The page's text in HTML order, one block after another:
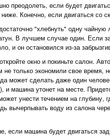
преодолеть, если будет
Конечно, если двигаться со
"хлебнуть" одну
В лучшем случае один. Если
и он остановился из-за
окно и покиньте салон.
только экономили свое
может сделать даже один
и машина утонет на месте.
унести течением на глубину,
вычерпывать воду из салона
если машина будет двигаться